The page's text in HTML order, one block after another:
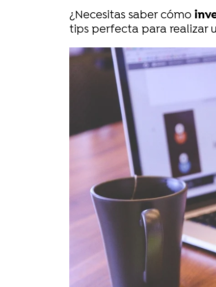
¿Necesitas saber cómo
tips perfecta para realizar